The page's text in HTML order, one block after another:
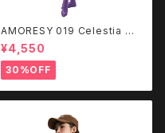
AMORESY 019 Celestia フ
ロントジップ キャットスーツ CQ
LK
¥4,550
30%OFF